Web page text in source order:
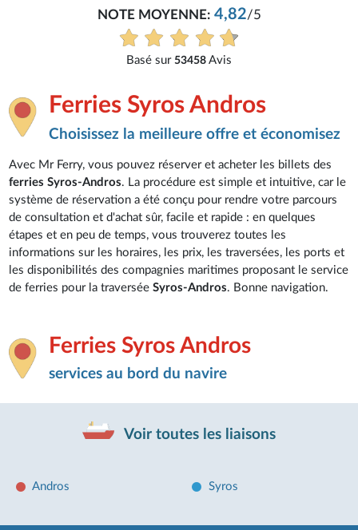
NOTE MOYENNE:4,82/5
Basé sur 53458 Avis
Ferries Syros Andros
Choisissez la meilleure offre et économisez
Avec Mr Ferry, vous pouvez réserver et acheter les billets des
ferries Syros-Andros. La procédure est simple et intuitive, car le
système de réservation a été conçu pour rendre votre parcours
de consultation et d'achat sûr, facile et rapide : en quelques
étapes et en peu de temps, vous trouverez toutes les
informations sur les horaires, les prix, les traversées, les ports et
les disponibilités des compagnies maritimes proposant le service
de ferries pour la traverséeSyros-Andros. Bonne navigation.
Ferries Syros Andros
services au bord du navire
Voir toutes les liaisons
Andros Syros